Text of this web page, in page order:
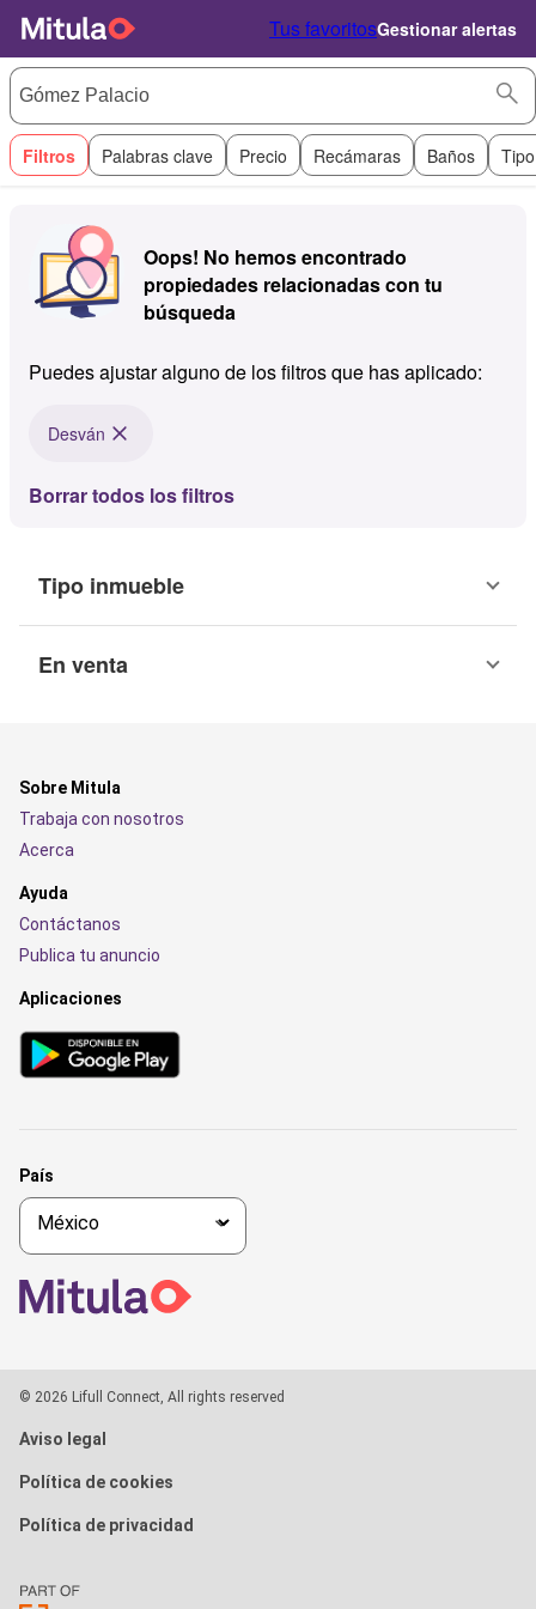
Tus favoritosGestionar alertas
Filtros Palabras clave Precio Recámaras Baños
Oops! No hemos encontrado
propiedades relacionadas con tu
búsqueda
Puedes ajustar alguno de los filtros que has aplicado:
Desván
Borrar todos los filtros
Tipo inmueble
En venta
Sobre Mitula
Trabaja con nosotros
Acerca
Ayuda
Contáctanos
Publica tu anuncio
Aplicaciones
País
© 2026 Lifull Connect, All rights reserved
Aviso legal
Política de cookies
Política de privacidad